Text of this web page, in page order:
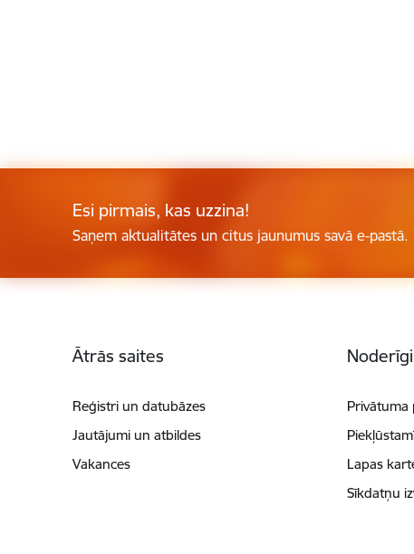
Esi pirmais, kas uzzina!
Saņem aktualitātes un citus jaunumus savā e-pastā.
Ātrās saites
Reģistri un datubāzes
Jautājumi un atbildes
Vakances
Noderīgi
Privātuma
Lapas
Sīkdatņu